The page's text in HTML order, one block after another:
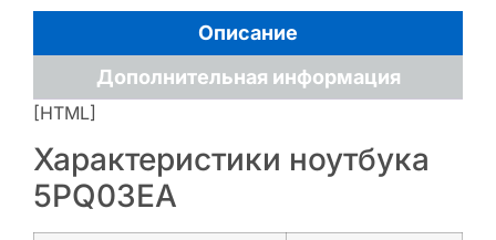
Описание
Дополнительная информация
[HTML]
Характеристики ноутбука
5PQ03EA